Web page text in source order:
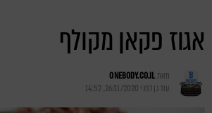
אגוז פקאן מקולף
מאתONEBODY.CO.IL
עודכן לפני 26/11/2020, 14:52